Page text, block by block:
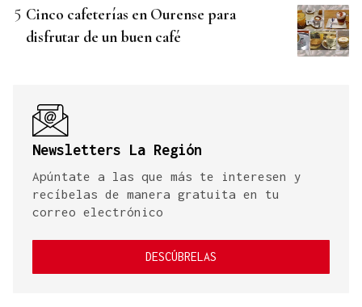
Cinco cafeterías en Ourense para
disfrutar de un buen café
Newsletters La Región
Apúntate a las que más te interesen y
recíbelas de manera gratuita en tu
correo electrónico
DESCÚBRELAS